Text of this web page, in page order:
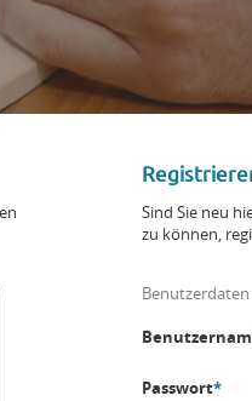
Sind Sie neu
zu können,
Passwort*